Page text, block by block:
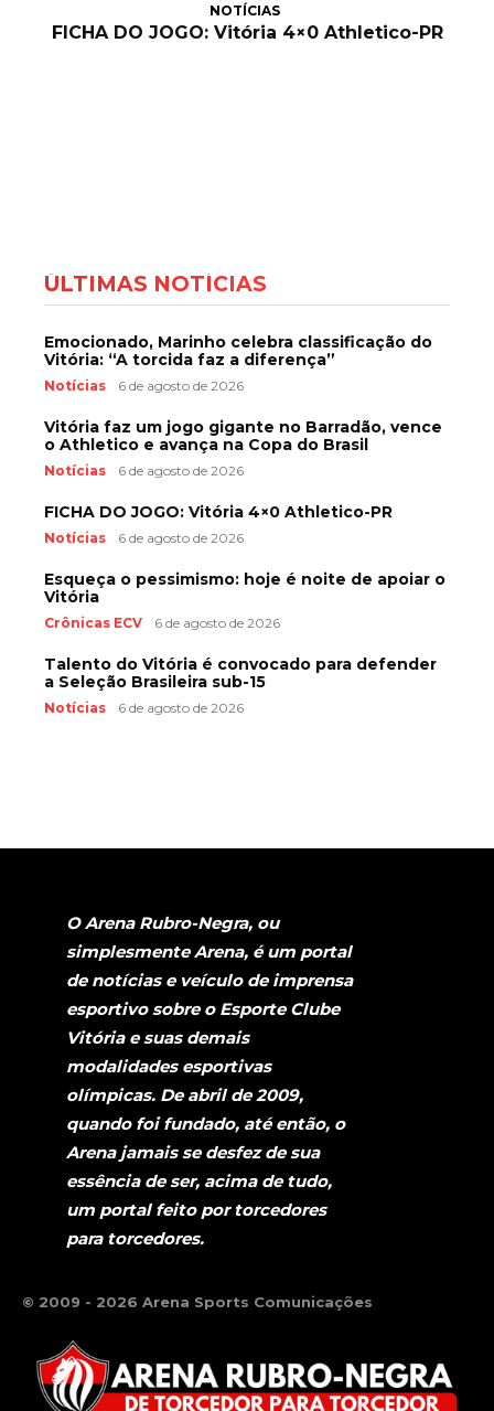
NOTÍCIAS
FICHA DO JOGO: Vitória 4×0 Athletico-PR
ÚLTIMAS NOTÍCIAS
Emocionado, Marinho celebra classificação do
Vitória: “A torcida faz a diferença”
Notícias 6 de agosto de 2026
Vitória faz um jogo gigante no Barradão, vence
o Athletico e avança na Copa do Brasil
Notícias 6 de agosto de 2026
FICHA DO JOGO: Vitória 4×0 Athletico-PR
Notícias 6 de agosto de 2026
Esqueça o pessimismo: hoje é noite de apoiar o
Vitória
Crônicas ECV 6 de agosto de 2026
Talento do Vitória é convocado para defender
a Seleção Brasileira sub-15
Notícias 6 de agosto de 2026
O Arena Rubro-Negra, ou
simplesmente Arena, é um portal
de notícias e veículo de imprensa
esportivo sobre o Esporte Clube
Vitória e suas demais
modalidades esportivas
olímpicas. De abril de 2009,
quando foi fundado, até então, o
Arena jamais se desfez de sua
essência de ser, acima de tudo,
um portal feito por torcedores
para torcedores.
© 2009 - 2026 Arena Sports Comunicações